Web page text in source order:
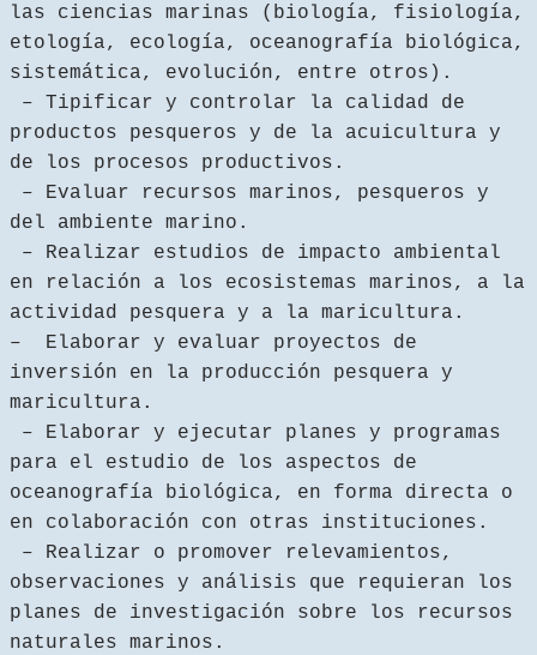
las ciencias marinas (biología, fisiología,
etología, ecología, oceanografía biológica,
sistemática, evolución, entre otros).
– Tipificar y controlar la calidad de
productos pesqueros y de la acuicultura y
de los procesos productivos.
– Evaluar recursos marinos, pesqueros y
del ambiente marino.
– Realizar estudios de impacto ambiental
en relación a los ecosistemas marinos, a la
actividad pesquera y a la maricultura.
– Elaborar y evaluar proyectos de
inversión en la producción pesquera y
maricultura.
– Elaborar y ejecutar planes y programas
para el estudio de los aspectos de
oceanografía biológica, en forma directa o
en colaboración con otras instituciones.
– Realizar o promover relevamientos,
observaciones y análisis que requieran los
planes de investigación sobre los recursos
naturales marinos.